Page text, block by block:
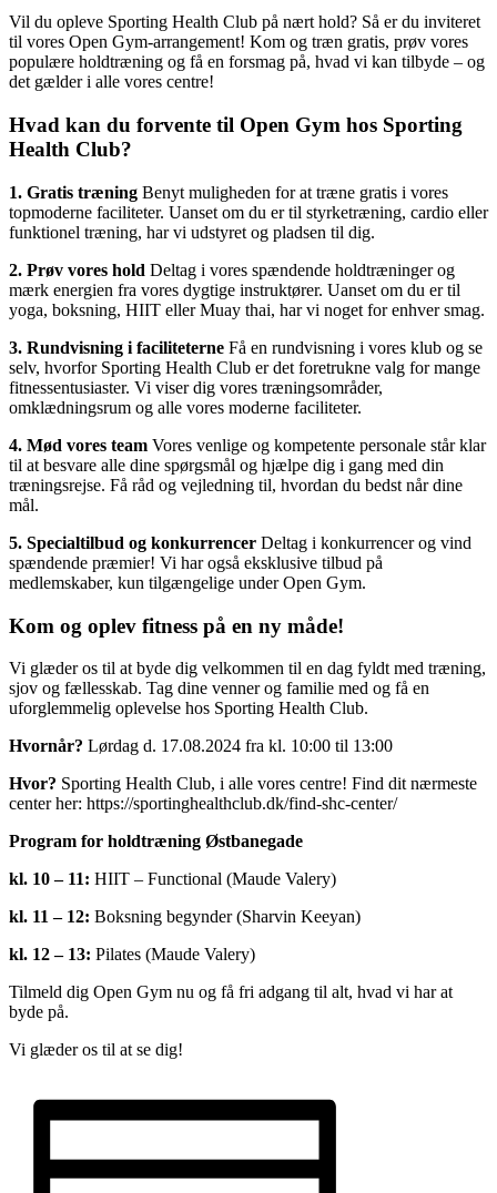
Vil du opleve Sporting Health Club på nært hold? Så er du inviteret
til vores Open Gym-arrangement! Kom og træn gratis, prøv vores
populære holdtræning og få en forsmag på, hvad vi kan tilbyde – og
det gælder i alle vores centre!
Hvad kan du forvente til Open Gym hos Sporting
Health Club?
1. Gratis træning Benyt muligheden for at træne gratis i vores
topmoderne faciliteter. Uanset om du er til styrketræning, cardio eller
funktionel træning, har vi udstyret og pladsen til dig.
2. Prøv vores hold Deltag i vores spændende holdtræninger og
mærk energien fra vores dygtige instruktører. Uanset om du er til
yoga, boksning, HIIT eller Muay thai, har vi noget for enhver smag.
3. Rundvisning i faciliteterne Få en rundvisning i vores klub og se
selv, hvorfor Sporting Health Club er det foretrukne valg for mange
fitnessentusiaster. Vi viser dig vores træningsområder,
omklædningsrum og alle vores moderne faciliteter.
4. Mød vores team Vores venlige og kompetente personale står klar
til at besvare alle dine spørgsmål og hjælpe dig i gang med din
træningsrejse. Få råd og vejledning til, hvordan du bedst når dine
mål.
5. Specialtilbud og konkurrencer Deltag i konkurrencer og vind
spændende præmier! Vi har også eksklusive tilbud på
medlemskaber, kun tilgængelige under Open Gym.
Kom og oplev fitness på en ny måde!
Vi glæder os til at byde dig velkommen til en dag fyldt med træning,
sjov og fællesskab. Tag dine venner og familie med og få en
uforglemmelig oplevelse hos Sporting Health Club.
Hvornår? Lørdag d. 17.08.2024 fra kl. 10:00 til 13:00
Hvor? Sporting Health Club, i alle vores centre! Find dit nærmeste
center her: https://sportinghealthclub.dk/find-shc-center/
Program for holdtræning Østbanegade
kl. 10 – 11: HIIT – Functional (Maude Valery)
kl. 11 – 12: Boksning begynder (Sharvin Keeyan)
kl. 12 – 13: Pilates (Maude Valery)
Tilmeld dig Open Gym nu og få fri adgang til alt, hvad vi har at
byde på.
Vi glæder os til at se dig!